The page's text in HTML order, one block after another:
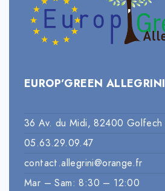
EUROP’GREEN ALLEGRINI
36 Av. du Midi, 82400 Golfech
05.63.29.09.47
contact.allegrini@orange.fr
Mar – Sam: 8:30 – 12:00